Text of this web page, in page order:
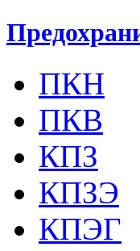
ПКН
ПКВ
КПЗ
КПЗЭ
КПЭГ